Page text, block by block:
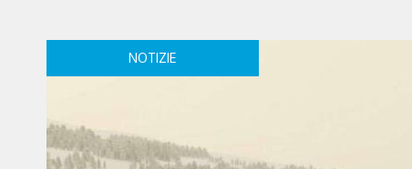
NOTIZIE